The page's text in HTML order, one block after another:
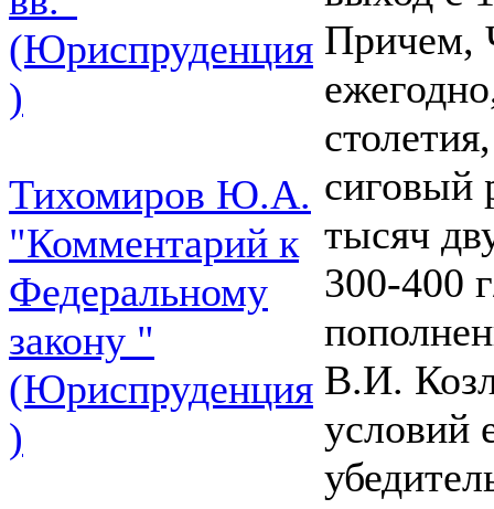
(Юриспруденция
)
Тихомиров Ю.А.
"Комментарий к
Федеральному
закону "
(Юриспруденция
)
Причем,
сиговый
тысяч
300-400
В.И.
условий